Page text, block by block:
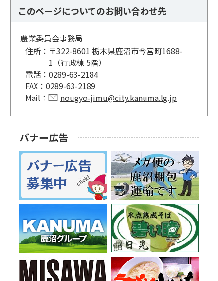
このページについてのお問い合わせ先
農業委員会事務局
住所： 〒322-8601 栃木県鹿沼市今宮町1688-
1（行政棟 5階）
電話： 0289-63-2184
FAX： 0289-63-2189
Mail：
nougyo-jimu@city.kanuma.lg.jp
バナー広告